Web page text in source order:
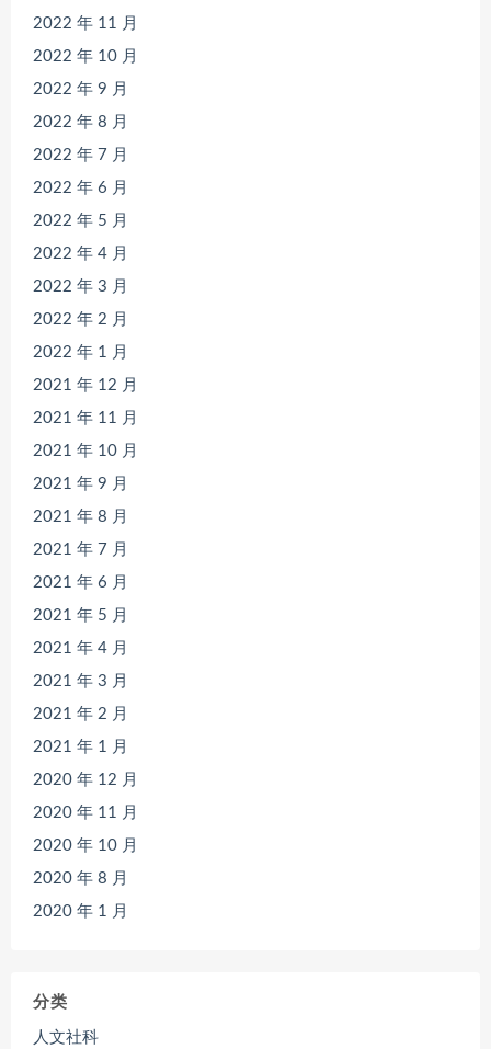
2022 年 11 月
2022 年 10 月
2022 年 9 月
2022 年 8 月
2022 年 7 月
2022 年 6 月
2022 年 5 月
2022 年 4 月
2022 年 3 月
2022 年 2 月
2022 年 1 月
2021 年 12 月
2021 年 11 月
2021 年 10 月
2021 年 9 月
2021 年 8 月
2021 年 7 月
2021 年 6 月
2021 年 5 月
2021 年 4 月
2021 年 3 月
2021 年 2 月
2021 年 1 月
2020 年 12 月
2020 年 11 月
2020 年 10 月
2020 年 8 月
2020 年 1 月
分类
人文社科